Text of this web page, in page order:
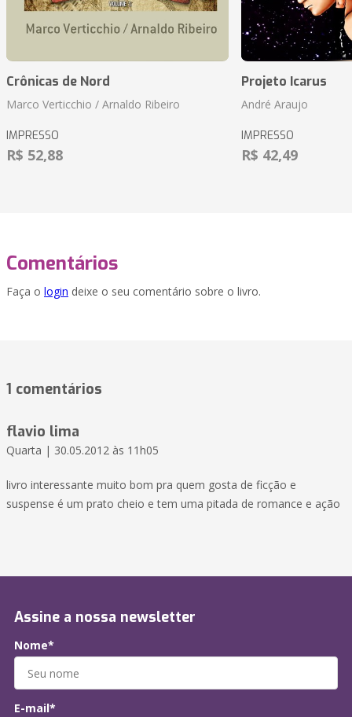
Crônicas de Nord
Marco Verticchio / Arnaldo Ribeiro
IMPRESSO
R$ 52,88
Projeto Icarus
André Araujo
IMPRESSO
R$ 42,49
Comentários
Faça o login deixe o seu comentário sobre o livro.
1 comentários
flavio lima
Quarta | 30.05.2012 às 11h05
livro interessante muito bom pra quem gosta de ficção e
suspense é um prato cheio e tem uma pitada de romance e ação
Assine a nossa newsletter
Nome*
E-mail*